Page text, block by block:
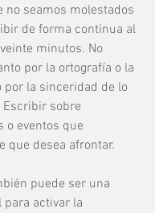
no seamos molestados
de forma continua al
minutos. No
por la ortografía o la
por la sinceridad de lo
Escribir sobre
o eventos que
que desea afrontar.
puede ser una
activar la